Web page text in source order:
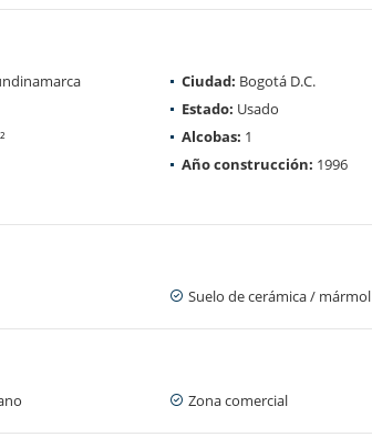
Ciudad: Bogotá D.C.
Estado: Usado
Alcobas: 1
Año construcción: 1996
Suelo de cerámica / mármol
Zona comercial